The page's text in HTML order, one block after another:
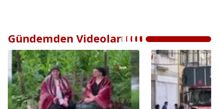
Gündemden Videolar